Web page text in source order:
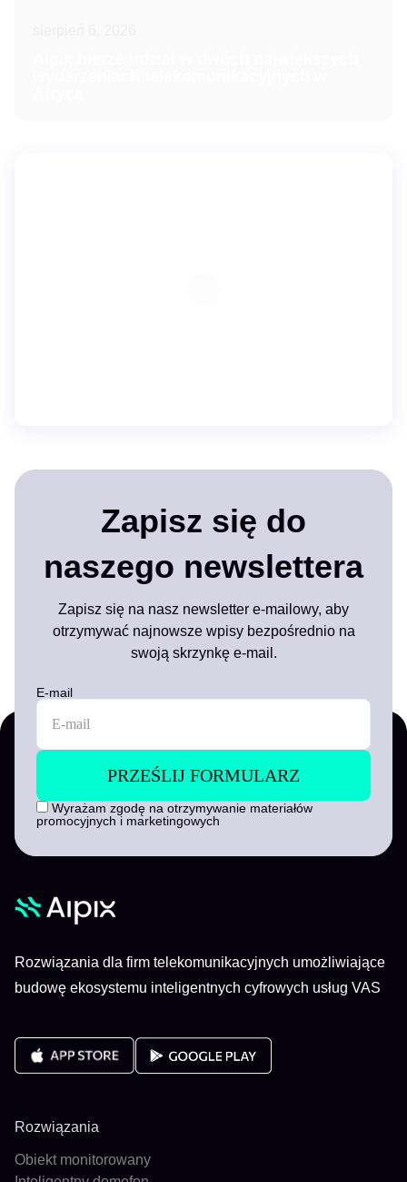
Zapisz się do
naszego newslettera
Zapisz się na nasz newsletter e-mailowy, aby
otrzymywać najnowsze wpisy bezpośrednio na
swoją skrzynkę e-mail.
E-mail
Wyrażam zgodę na otrzymywanie materiałów
promocyjnych i marketingowych
Rozwiązania dla firm telekomunikacyjnych umożliwiające
budowę ekosystemu inteligentnych cyfrowych usług VAS
Rozwiązania
Obiekt monitorowany